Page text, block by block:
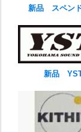
新品 スペン
新品